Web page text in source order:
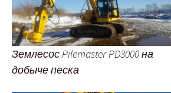
Землесос Pilemaster PD3000 на
добыче песка